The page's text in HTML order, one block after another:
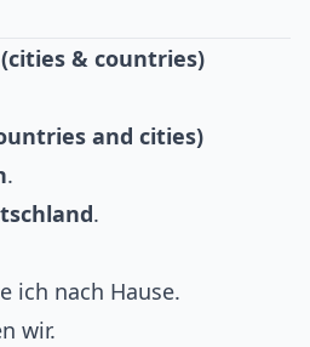
& countries)
and cities)
.
.
ich nach Hause.
wir.